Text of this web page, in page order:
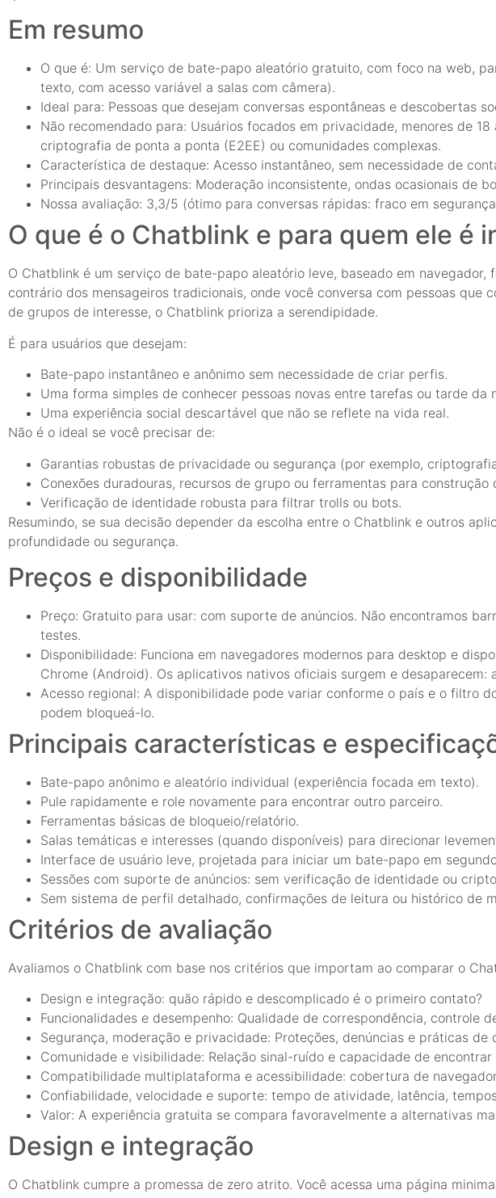
Em resumo
O que é: Um serviço de bate-papo aleatório gratuito, com foco na web,
texto, com acesso variável a salas com câmera).
Ideal para: Pessoas que desejam conversas espontâneas e descobertas
Não recomendado para: Usuários focados em privacidade, menores de
criptografia de ponta a ponta (E2EE) ou comunidades complexas.
Característica de destaque: Acesso instantâneo, sem necessidade de
Principais desvantagens: Moderação inconsistente, ondas ocasionais de
Nossa avaliação: 3,3/5 (ótimo para conversas rápidas: fraco em
O que é o Chatblink e para quem ele é
O Chatblink é um serviço de bate-papo aleatório leve, baseado em
contrário dos mensageiros tradicionais, onde você conversa com pessoas
de grupos de interesse, o Chatblink prioriza a serendipidade.
É para usuários que desejam:
Bate-papo instantâneo e anônimo sem necessidade de criar perfis.
Uma forma simples de conhecer pessoas novas entre tarefas ou tarde da
Uma experiência social descartável que não se reflete na vida real.
Não é o ideal se você precisar de:
Garantias robustas de privacidade ou segurança (por exemplo,
Conexões duradouras, recursos de grupo ou ferramentas para construção
Verificação de identidade robusta para filtrar trolls ou bots.
Resumindo, se sua decisão depender da escolha entre o Chatblink e outros
profundidade ou segurança.
Preços e disponibilidade
Preço: Gratuito para usar: com suporte de anúncios. Não encontramos
testes.
Disponibilidade: Funciona em navegadores modernos para desktop e
Chrome (Android). Os aplicativos nativos oficiais surgem e
Acesso regional: A disponibilidade pode variar conforme o país e o filtro
podem bloqueá-lo.
Principais características e
Bate-papo anônimo e aleatório individual (experiência focada em texto).
Pule rapidamente e role novamente para encontrar outro parceiro.
Ferramentas básicas de bloqueio/relatório.
Salas temáticas e interesses (quando disponíveis) para direcionar
Interface de usuário leve, projetada para iniciar um bate-papo em
Sessões com suporte de anúncios: sem verificação de identidade ou
Sem sistema de perfil detalhado, confirmações de leitura ou histórico de
Critérios de avaliação
Avaliamos o Chatblink com base nos critérios que importam ao comparar o
Design e integração: quão rápido e descomplicado é o primeiro contato?
Funcionalidades e desempenho: Qualidade de correspondência, controle
Segurança, moderação e privacidade: Proteções, denúncias e práticas de
Comunidade e visibilidade: Relação sinal-ruído e capacidade de
Compatibilidade multiplataforma e acessibilidade: cobertura de
Confiabilidade, velocidade e suporte: tempo de atividade, latência,
Valor: A experiência gratuita se compara favoravelmente a alternativas
Design e integração
O Chatblink cumpre a promessa de zero atrito. Você acessa uma página